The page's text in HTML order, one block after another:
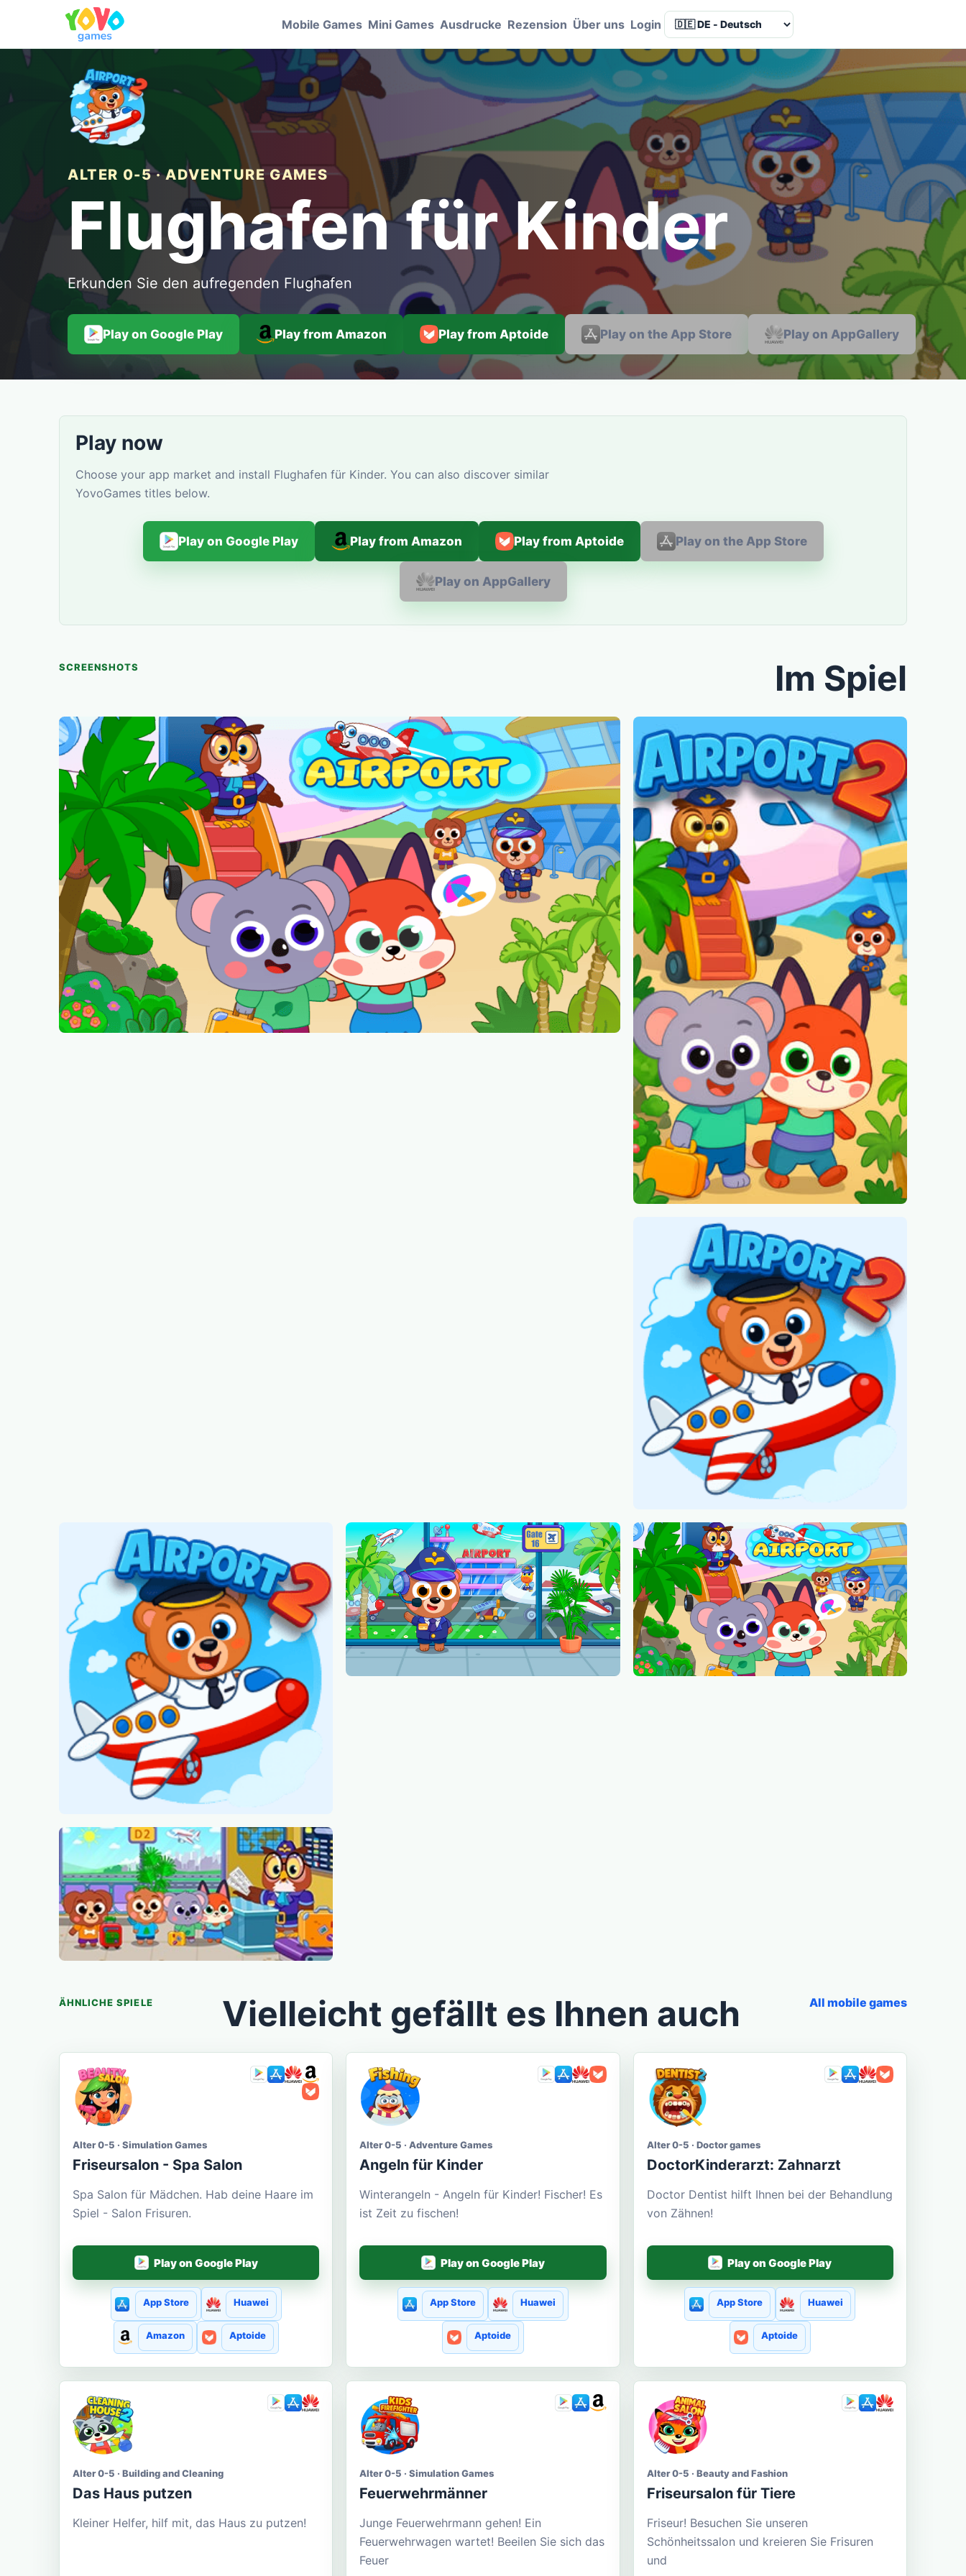
Mobile Games Mini Games Ausdrucke Rezension Über uns Login Language
ALTER 0-5 · ADVENTURE GAMES
Flughafen für Kinder
Erkunden Sie den aufregenden Flughafen
Play on Google Play Play from Amazon Play from Aptoide Play on the App Store Play on AppGallery
Play now
Choose your app market and install Flughafen für Kinder. You can also discover similar
YovoGames titles below.
Play on Google Play Play from Amazon Play from Aptoide Play on the App Store
Play on AppGallery
SCREENSHOTS Im Spiel
ÄHNLICHE SPIELE Vielleicht gefällt es Ihnen auch All mobile games
Alter 0-5 · Simulation Games
Friseursalon - Spa Salon
Spa Salon für Mädchen. Hab deine Haare im
Spiel - Salon Frisuren.
Play on Google Play
App Store Huawei
Amazon Aptoide
Alter 0-5 · Adventure Games
Angeln für Kinder
Winterangeln - Angeln für Kinder! Fischer! Es
ist Zeit zu fischen!
Play on Google Play
App Store Huawei
Aptoide
Alter 0-5 · Doctor games
DoctorKinderarzt: Zahnarzt
Doctor Dentist hilft Ihnen bei der Behandlung
von Zähnen!
Play on Google Play
App Store Huawei
Aptoide
Alter 0-5 · Building and Cleaning
Das Haus putzen
Kleiner Helfer, hilf mit, das Haus zu putzen!
Alter 0-5 · Simulation Games
Feuerwehrmänner
Junge Feuerwehrmann gehen! Ein
Feuerwehrwagen wartet! Beeilen Sie sich das
Feuer
Alter 0-5 · Beauty and Fashion
Friseursalon für Tiere
Friseur! Besuchen Sie unseren
Schönheitssalon und kreieren Sie Frisuren
und